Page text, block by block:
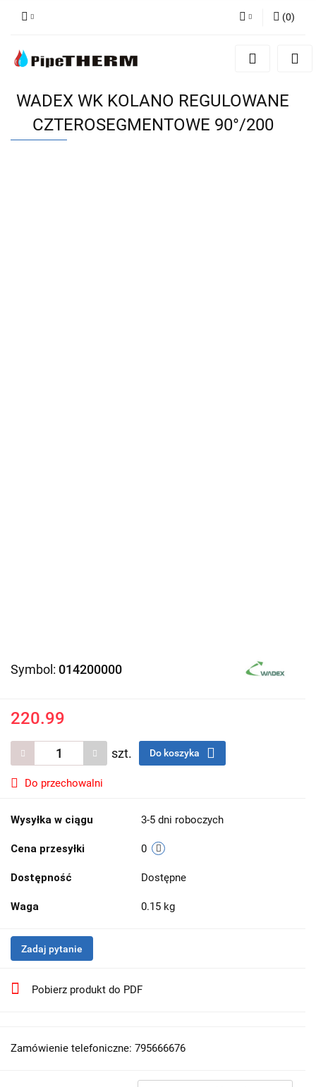
Zaloguj się
Dodaj zgłoszenie
(0)
WADEX WK KOLANO REGULOWANE
CZTEROSEGMENTOWE 90°/200
Symbol: 014200000
220.99
szt. Do koszyka
Do przechowalni
Wysyłka w ciągu 3-5 dni roboczych
Cena przesyłki 0
Dostępność Dostępne
Waga 0.15 kg
Zadaj pytanie
Pobierz produkt do PDF
Zamówienie telefoniczne: 795666676